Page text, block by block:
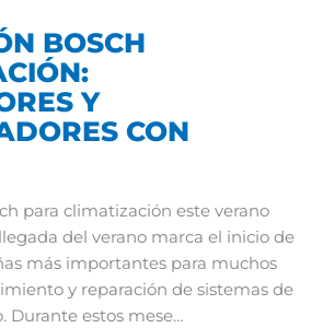
BOSCH
Y
CON
para climatización este verano
del verano marca el inicio de
más importantes para muchos
y reparación de sistemas de
Durante estos mese…